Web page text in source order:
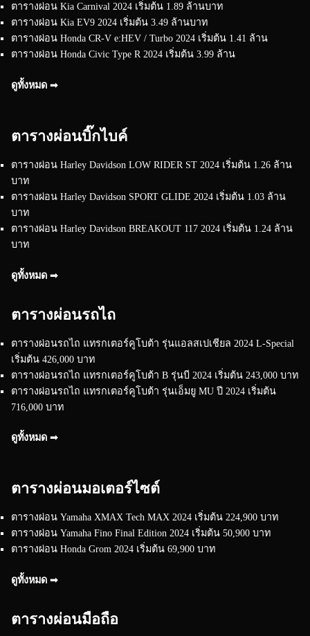
ตารางผ่อน Kia Carnival 2024 เริ่มต้น 1.89 ล้านบาท
ตารางผ่อน Kia EV9 2024 เริ่มต้น 3.49 ล้านบาท
ตารางผ่อน Honda CR-V e:HEV / Turbo 2024 เริ่มต้น 1.41 ล้าน
ตารางผ่อน Honda Civic Type R 2024 เริ่มต้น 3.99 ล้าน
ดูทั้งหมด ➟
ตารางผ่อนบิ๊กไบค์
ตารางผ่อน Harley Davidson LOW RIDER ST 2024 เริ่มต้น 1.26 ล้าน
บาท
ตารางผ่อน Harley Davidson SPORT GLIDE 2024 เริ่มต้น 1.03 ล้าน
บาท
ตารางผ่อน Harley Davidson BREAKOUT 117 2024 เริ่มต้น 1.24 ล้าน
บาท
ดูทั้งหมด ➟
ตารางผ่อนรถไถ
ตารางผ่อนรถไถ แทรกเตอร์คูโบต้า รุ่นแอลสเปเชียล 2024 L-Special
เริ่มต้น 426,000 บาท
ตารางผ่อนรถไถ แทรกเตอร์คูโบต้า B รุ่นบี 2024 เริ่มต้น 243,000 บาท
ตารางผ่อนรถไถ แทรกเตอร์คูโบต้า รุ่นเอ็มยู MU ปี 2024 เริ่มต้น
716,000 บาท
ดูทั้งหมด ➟
ตารางผ่อนมอเตอร์ไซต์
ตารางผ่อน Yamaha XMAX Tech MAX 2024 เริ่มต้น 224,900 บาท
ตารางผ่อน Yamaha Fino Final Edition 2024 เริ่มต้น 50,900 บาท
ตารางผ่อน Honda Grom 2024 เริ่มต้น 69,900 บาท
ดูทั้งหมด ➟
ตารางผ่อนมือถือ